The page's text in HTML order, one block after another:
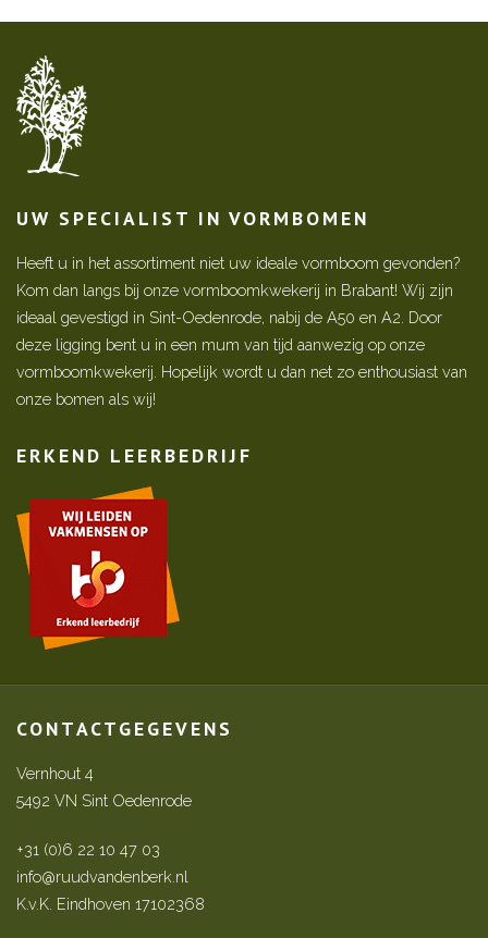
UW SPECIALIST IN VORMBOMEN
Heeft u in het assortiment niet uw ideale vormboom gevonden?
Kom dan langs bij onze vormboomkwekerij in Brabant! Wij zijn
ideaal gevestigd in Sint-Oedenrode, nabij de A50 en A2. Door
deze ligging bent u in een mum van tijd aanwezig op onze
vormboomkwekerij. Hopelijk wordt u dan net zo enthousiast van
onze bomen als wij!
ERKEND LEERBEDRIJF
CONTACTGEGEVENS
Vernhout 4
5492 VN Sint Oedenrode
+31 (0)6 22 10 47 03
info@ruudvandenberk.nl
K.v.K. Eindhoven 17102368